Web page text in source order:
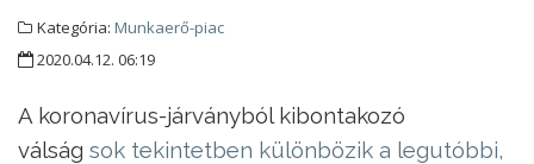
Kategória: Munkaerő-piac
2020.04.12. 06:19
A koronavírus-járványból kibontakozó
válság sok tekintetben különbözik a legutóbbi,